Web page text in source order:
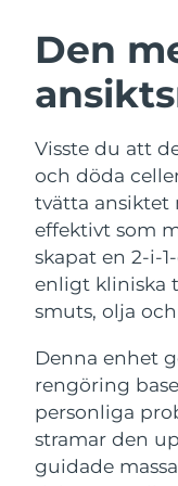
Den
Visste du att
och döda
tvätta ansiktet
effektivt som
skapat en 2-i-
enligt kliniska
smuts, olja
Denna enhet
rengöring
personliga
stramar den
guidade
Anti-
For
Återfuktning
device
FAQ™ ANTI-
Anti-aging
Österrike
Bahrain
Belgien
Bermuda
Bosnien och
Hercegovina
Brunei
Bulgarien
Kanada
Chile